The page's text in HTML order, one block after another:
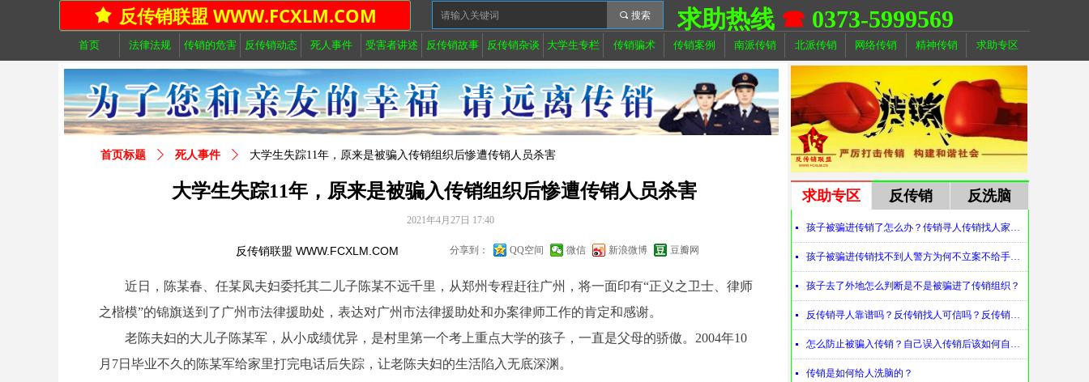
首页 法律法规 传销的危害 反传销动态 死人事件 受害者讲述 反传销故事 反传销杂谈 大学生专栏 传销骗术 传销案例 南派传销 北派传销 网络传销 精神传销 求助专区
求助热线 ☎ 0373-5999569
끠 搜索
끄 反传销联盟 WWW.FCXLM.COM
大学生失踪11年，原来是被骗入传销组织后惨遭传销人员杀害
首页标题 ꄲ 死人事件 ꄲ 大学生失踪11年，原来是被骗入传销组织后惨遭传销人员杀害
近日，陈某春、任某凤夫妇委托其二儿子陈某不远千里，从郑州专程赶往广州，将一面印有“正义之卫士、律师
之楷模”的锦旗送到了广州市法律援助处，表达对广州市法律援助处和办案律师工作的肯定和感谢。
老陈夫妇的大儿子陈某军，从小成绩优异，是村里第一个考上重点大学的孩子，一直是父母的骄傲。2004年10
月7日毕业不久的陈某军给家里打完电话后失踪，让老陈夫妇的生活陷入无底深渊。
2021年4月27日 17:40
分享到： QQ空间 微信 新浪微博 豆瓣网
反传销联盟 WWW.FCXLM.COM
求助专区 反传销 反洗脑
넷 孩子被骗进传销了怎么办？传销寻人传销找人家属必看！
넷 孩子被骗进传销找不到人警方为何不立案不给手机定位？警察不管怎么办？
넷 孩子去了外地怎么判断是不是被骗进了传销组织？
넷 反传销寻人靠谱吗？反传销找人可信吗？反传销真的能找到人吗？
넷 怎么防止被骗入传销？自己误入传销后该如何自救？
넷 传销是如何给人洗脑的？